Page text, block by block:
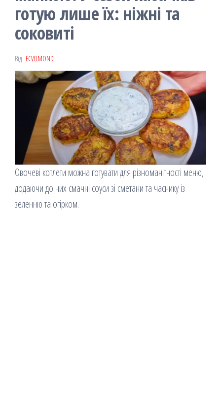
готую лише їх: ніжні та
соковиті
Від FCVOMOND
Овочеві котлети можна готувати для різноманітності меню,
додаючи до них смачні соуси зі сметани та часнику із
зеленню та огірком.